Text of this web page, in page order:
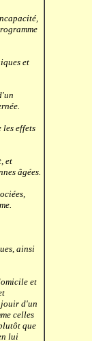
et
effets
et
âgées.
ainsi
et
jouir d'un
celles
que
lui